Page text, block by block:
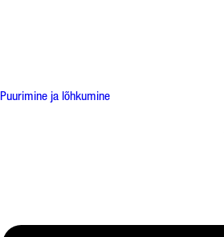
Puurimine ja lõhkumine